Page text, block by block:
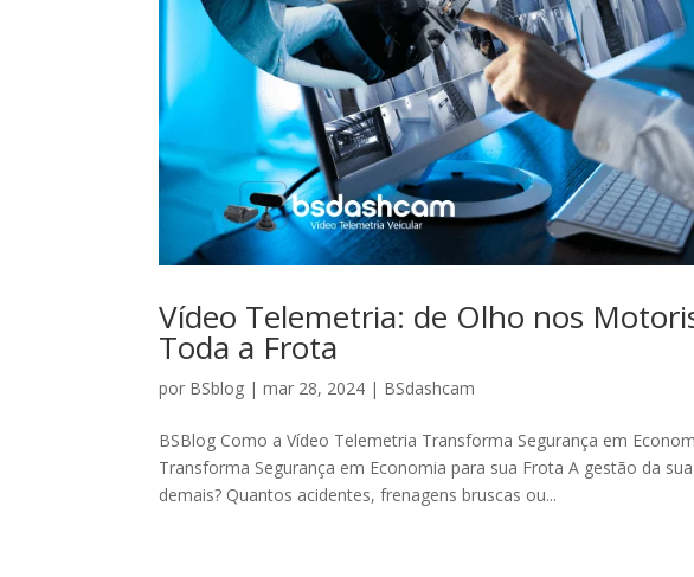
Vídeo Telemetria: de Olho nos
Toda a Frota
por BSblog |mar 28, 2024 | BSdashcam
BSBlog Como a Vídeo Telemetria Transforma Segurança em
Transforma Segurança em Economia para sua Frota A gestão da
demais? Quantos acidentes, frenagens bruscas ou...